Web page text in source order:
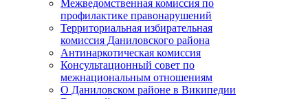
Межведомственная комиссия по
профилактике правонарушений
Территориальная избирательная
комиссия Даниловского района
Антинаркотическая комиссия
Консультационный совет по
межнациональным отношениям
О Даниловском районе в Википедии